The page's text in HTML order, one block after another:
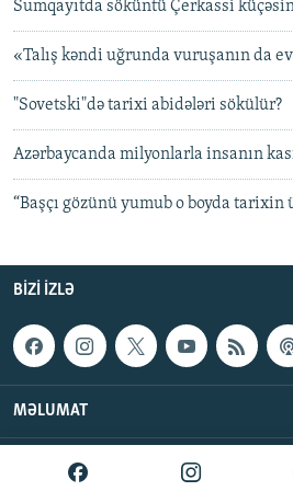
Sumqayıtda söküntü Çerkassi
«Talış kəndi uğrunda vuruşanın da
"Sovetski"də tarixi abidələri sökülür?
Azərbaycanda milyonlarla insanın
“Başçı gözünü yumub o boyda
BIZI IZLƏ
MƏLUMAT
AzadlıqRadiosu © 2026